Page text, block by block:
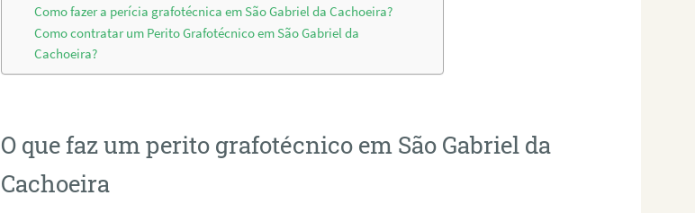
Como fazer a perícia grafotécnica em São Gabriel da Cachoeira?
Como contratar um Perito Grafotécnico em São Gabriel da
Cachoeira?
O que faz um perito grafotécnico em São Gabriel da
Cachoeira